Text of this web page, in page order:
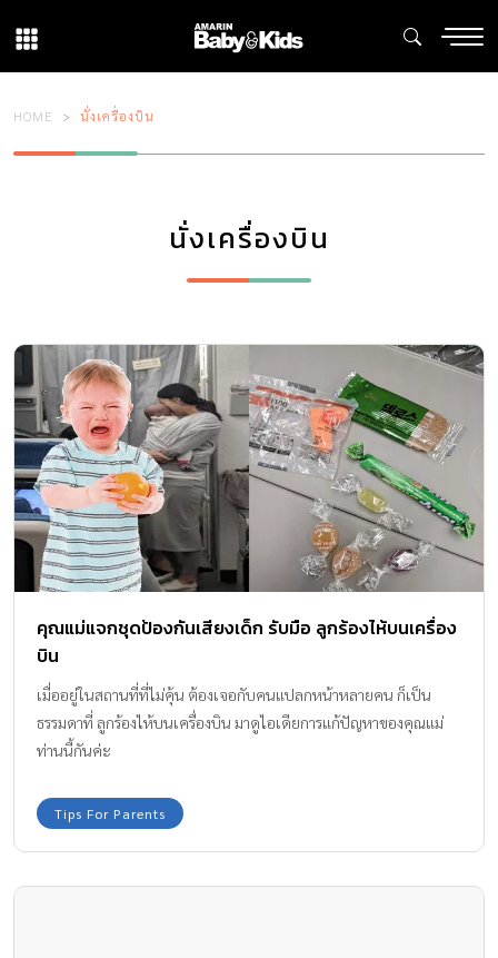
HOME นั่งเครื่องบิน
นั่งเครื่องบิน
คุณแม่แจกชุดป้องกันเสียงเด็ก รับมือ ลูกร้องไห้บนเครื่อง
บิน
เมื่ออยู่ในสถานที่ที่ไม่คุ้น ต้องเจอกับคนแปลกหน้าหลายคน ก็เป็น
ธรรมดาที่ ลูกร้องไห้บนเครื่องบิน มาดูไอเดียการแก้ปัญหาของคุณแม่
ท่านนี้กันค่ะ
Tips For Parents